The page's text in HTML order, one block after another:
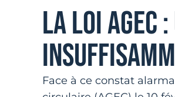
LA LOI AGEC
Face à ce constat